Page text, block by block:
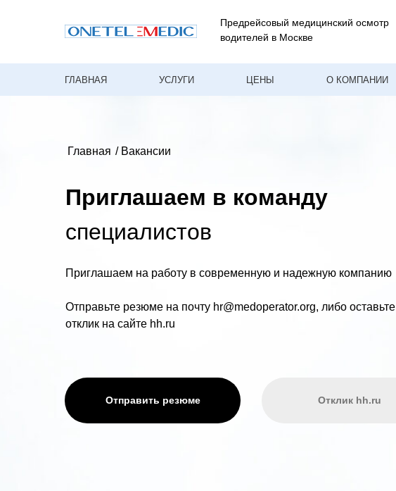
Предрейсовый медицинский осмотр
водителей в Москве
ГЛАВНАЯ УСЛУГИ ЦЕНЫ О КОМПАНИИ
Приглашаем в команду
специалистов
Приглашаем на работу в современную и надежную компанию
Отправьте резюме на почту hr@medoperator.org, либо оставьте
отклик на сайте hh.ru
Отправить резюме Отклик hh.ru
Главная / Вакансии